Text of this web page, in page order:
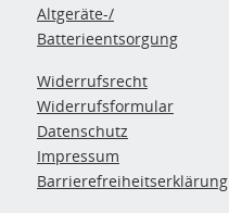
Altgeräte-/
Batterieentsorgung
Widerrufsrecht
Widerrufsformular
Datenschutz
Impressum
Barrierefreiheitserklärung